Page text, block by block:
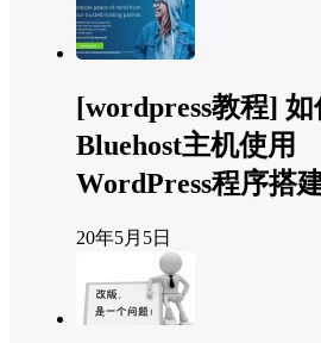
[wordpress教程]
Bluehost主机使用
WordPress程序搭
20年5月5日